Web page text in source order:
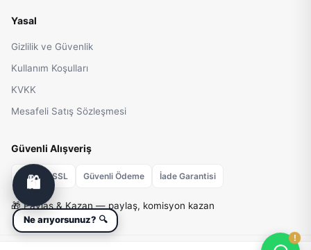
Yasal
Gizlilik ve Güvenlik
Kullanım Koşulları
KVKK
Mesafeli Satış Sözleşmesi
Güvenli Alışveriş
256-bit SSL Güvenli Ödeme İ­ade Garantisi
🎁Paylaş & Kazan — paylaş, komisyon kazan
🛍️
Ne arıyorsunuz? 🔍